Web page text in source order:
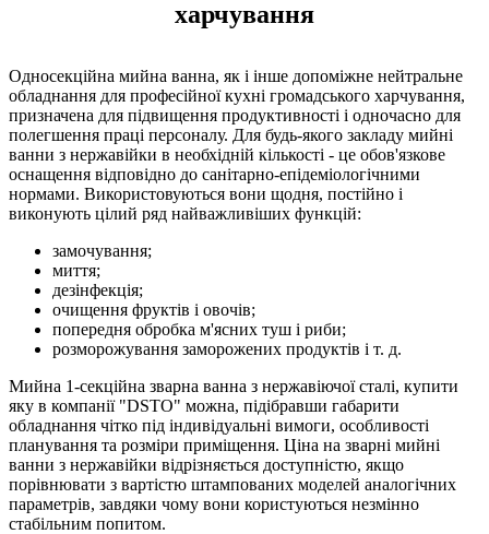
харчування
Односекційна мийна ванна, як і інше допоміжне нейтральне
обладнання для професійної кухні громадського харчування,
призначена для підвищення продуктивності і одночасно для
полегшення праці персоналу. Для будь-якого закладу мийні
ванни з нержавійки в необхідній кількості - це обов'язкове
оснащення відповідно до санітарно-епідеміологічними
нормами. Використовуються вони щодня, постійно і
виконують цілий ряд найважливіших функцій:
замочування;
миття;
дезінфекція;
очищення фруктів і овочів;
попередня обробка м'ясних туш і риби;
розморожування заморожених продуктів і т. д.
Мийна 1-секційна зварна ванна з нержавіючої сталі, купити
яку в компанії "DSTO" можна, підібравши габарити
обладнання чітко під індивідуальні вимоги, особливості
планування та розміри приміщення. Ціна на зварні мийні
ванни з нержавійки відрізняється доступністю, якщо
порівнювати з вартістю штампованих моделей аналогічних
параметрів, завдяки чому вони користуються незмінно
стабільним попитом.